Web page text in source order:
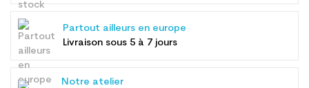
Partout ailleurs en europe
Livraison sous 5 à 7 jours
Notre atelier